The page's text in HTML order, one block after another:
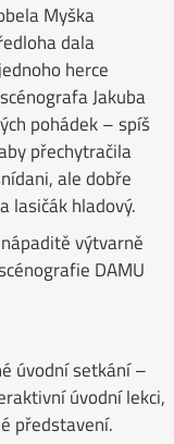
Myška
dala
herce
Jakuba
pohádek – spíš
přechytračila
ale dobře
lasičák hladový.
výtvarně
DAMU
úvodní setkání –
úvodní lekci,
představení.